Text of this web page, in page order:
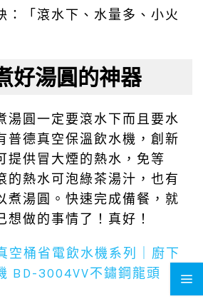
：「滾水下、水量多、小火
好湯圓的神器
湯圓一定要滾水下而且要水
普德真空保溫飲水機，創新
提供冒大煙的熱水，免等
的熱水可泡綠茶湯汁，也有
煮湯圓。快速完成備餐，就
想做的事情了！真好！
空桶省電飲水機系列｜廚下
BD-3004VV不鏽鋼龍頭